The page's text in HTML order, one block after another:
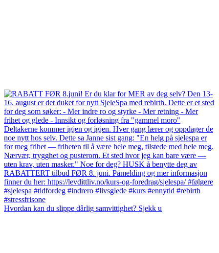
Hvordan kan du slippe dårlig samvittighet? Sjekk u